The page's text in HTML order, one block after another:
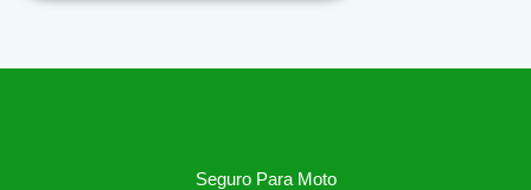
Seguro Para Moto